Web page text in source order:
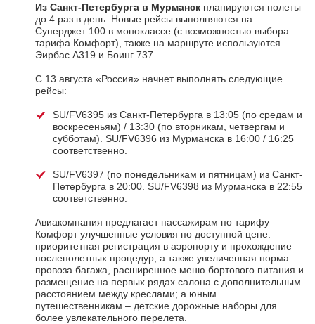
Из Санкт-Петербурга в Мурманск планируются полеты
до 4 раз в день. Новые рейсы выполняются на
Суперджет 100 в моноклассе (с возможностью выбора
тарифа Комфорт), также на маршруте используются
Эирбас А319 и Боинг 737.
С 13 августа «Россия» начнет выполнять следующие
рейсы:
SU/FV6395 из Санкт-Петербурга в 13:05 (по средам и
воскресеньям) / 13:30 (по вторникам, четвергам и
субботам). SU/FV6396 из Мурманска в 16:00 / 16:25
соответственно.
SU/FV6397 (по понедельникам и пятницам) из Санкт-
Петербурга в 20:00. SU/FV6398 из Мурманска в 22:55
соответственно.
Авиакомпания предлагает пассажирам по тарифу
Комфорт улучшенные условия по доступной цене:
приоритетная регистрация в аэропорту и прохождение
послеполетных процедур, а также увеличенная норма
провоза багажа, расширенное меню бортового питания и
размещение на первых рядах салона с дополнительным
расстоянием между креслами; а юным
путешественникам – детские дорожные наборы для
более увлекательного перелета.